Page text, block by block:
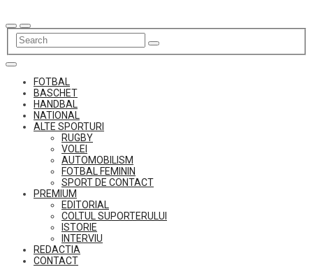
to
content
FOTBAL
BASCHET
HANDBAL
NATIONAL
ALTE SPORTURI
RUGBY
VOLEI
AUTOMOBILISM
FOTBAL FEMININ
SPORT DE CONTACT
PREMIUM
EDITORIAL
COLTUL SUPORTERULUI
ISTORIE
INTERVIU
REDACTIA
CONTACT